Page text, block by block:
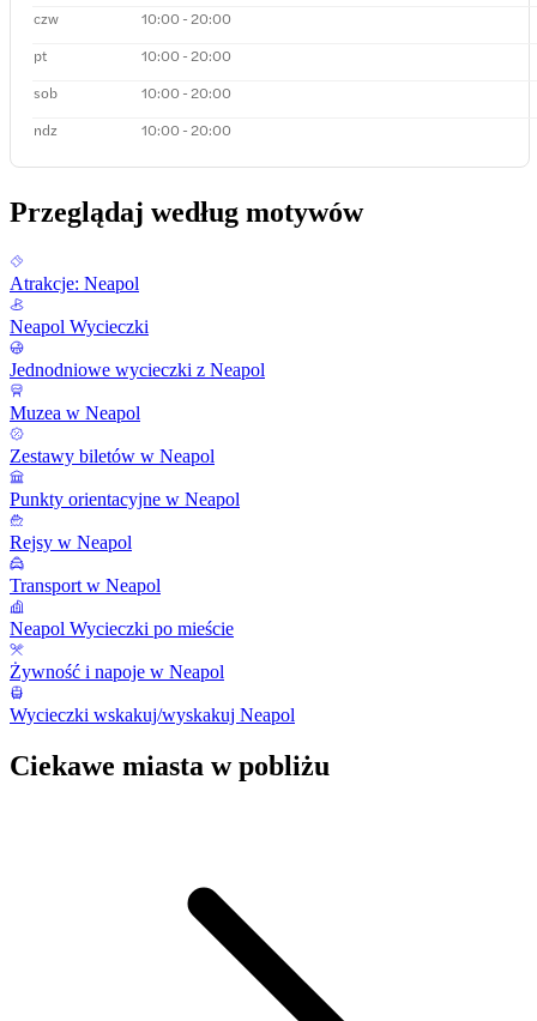
czw
10:00 - 20:00
pt
10:00 - 20:00
sob
10:00 - 20:00
ndz
10:00 - 20:00
Przeglądaj według motywów
Atrakcje: Neapol
Neapol Wycieczki
Jednodniowe wycieczki z Neapol
Muzea w Neapol
Zestawy biletów w Neapol
Punkty orientacyjne w Neapol
Rejsy w Neapol
Transport w Neapol
Neapol Wycieczki po mieście
Żywność i napoje w Neapol
Wycieczki wskakuj/wyskakuj Neapol
Ciekawe miasta w pobliżu